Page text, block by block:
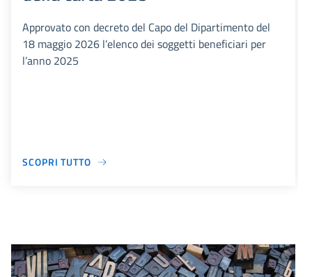
Approvato con decreto del Capo del Dipartimento del
18 maggio 2026 l’elenco dei soggetti beneficiari per
l’anno 2025
SCOPRI TUTTO